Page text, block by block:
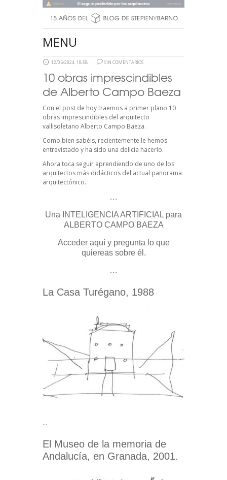
MENU
12/05/2024, 18:58 SIN COMENTARIOS
10 obras imprescindibles
de Alberto Campo Baeza
Con el post de hoy traemos a primer plano 10
obras imprescindibles del arquitecto
vallisoletano Alberto Campo Baeza.
Como bien sabéis, recientemente le hemos
entrevistado y ha sido una delicia hacerlo.
Ahora toca seguir aprendiendo de uno de los
arquitectos más didácticos del actual panorama
arquitectónico.
…
Una INTELIGENCIA ARTIFICIAL para
ALBERTO CAMPO BAEZA
Acceder aquí y pregunta lo que
quiereas sobre él.
…
La Casa Turégano, 1988
…
El Museo de la memoria de
Andalucía, en Granada, 2001.